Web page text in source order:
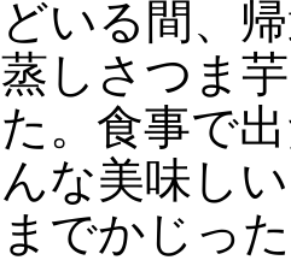
どいる間、
蒸しさつま
た。食事で
んな美味し
までかじっ